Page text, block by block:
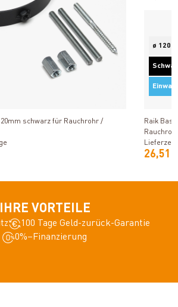
schwarz für Rauchrohr /
ø 120
Raik
26,51
IHRE VORTEILE
100 Tage Geld-zurück-Garantie
0%–Finanzierung